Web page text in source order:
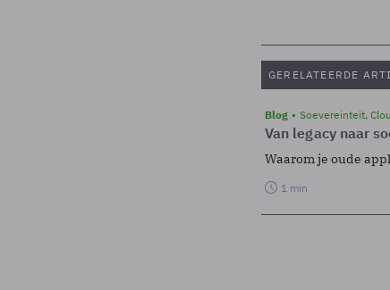
GERELATEERDE
Blog Soevereinteit,
Van legacy naar
Waarom je oude
1 min